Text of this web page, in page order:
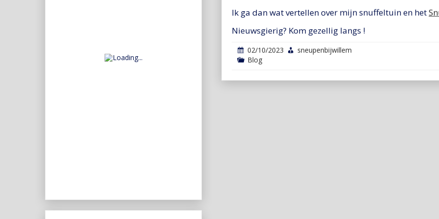
Ik ga dan wat vertellen over mijn snuffeltuin en het
Nieuwsgierig? Kom gezellig langs !
02/10/2023
sneupenbijwillem
Blog